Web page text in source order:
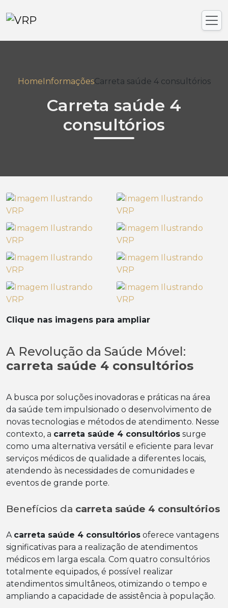
HomeInformaçõesCarreta saúde 4 consultórios
Carreta saúde 4
consultórios
Clique nas imagens para ampliar
A Revolução da Saúde Móvel:
carreta saúde 4 consultórios
A busca por soluções inovadoras e práticas na área
da saúde tem impulsionado o desenvolvimento de
novas tecnologias e métodos de atendimento. Nesse
contexto, a carreta saúde 4 consultórios surge
como uma alternativa versátil e eficiente para levar
serviços médicos de qualidade a diferentes locais,
atendendo às necessidades de comunidades e
eventos de grande porte.
Benefícios da carreta saúde 4 consultórios
A carreta saúde 4 consultórios oferece vantagens
significativas para a realização de atendimentos
médicos em larga escala. Com quatro consultórios
totalmente equipados, é possível realizar
atendimentos simultâneos, otimizando o tempo e
ampliando a capacidade de assistência à população.